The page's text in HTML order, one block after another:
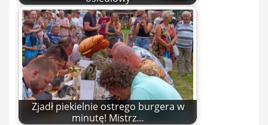
Zjadł piekielnie ostrego burgera w
minutę! Mistrz…